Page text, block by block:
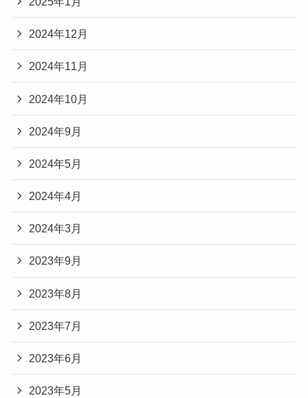
2024年12月
2024年11月
2024年10月
2024年9月
2024年5月
2024年4月
2024年3月
2023年9月
2023年8月
2023年7月
2023年6月
2023年5月